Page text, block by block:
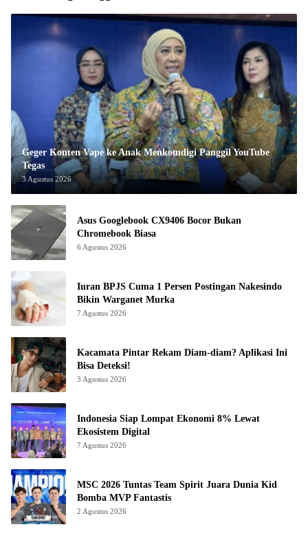
Geger Konten Vape ke Anak Menkomdigi Panggil YouTube
Tegas
3 Agustus 2026
Asus Googlebook CX9406 Bocor Bukan
Chromebook Biasa
6 Agustus 2026
Iuran BPJS Cuma 1 Persen Postingan Nakesindo
Bikin Warganet Murka
7 Agustus 2026
Kacamata Pintar Rekam Diam-diam? Aplikasi Ini
Bisa Deteksi!
3 Agustus 2026
Indonesia Siap Lompat Ekonomi 8% Lewat
Ekosistem Digital
7 Agustus 2026
MSC 2026 Tuntas Team Spirit Juara Dunia Kid
Bomba MVP Fantastis
2 Agustus 2026